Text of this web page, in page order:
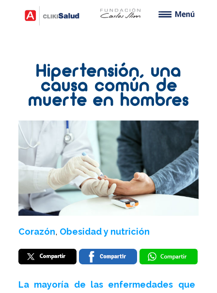
Hipertensión, una
causa común de
muerte en hombres
Corazón, Obesidad y nutrición
La mayoría de las enfermedades que